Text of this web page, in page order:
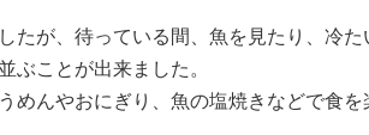
たが、待っている間、魚を見たり、冷
ぶことが出来ました。
めんやおにぎり、魚の塩焼きなどで食